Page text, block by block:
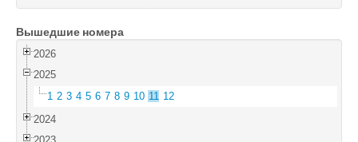
Поиск
Войти
Вышедшие номера
2026
2025
1 2 3 4 5 6 7 8 9 10 11 12
2024